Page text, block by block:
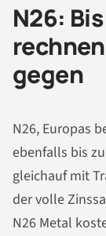
N26:
gegen
N26, Europas
ebenfalls bis
gleichauf mit
der volle
N26 Metal